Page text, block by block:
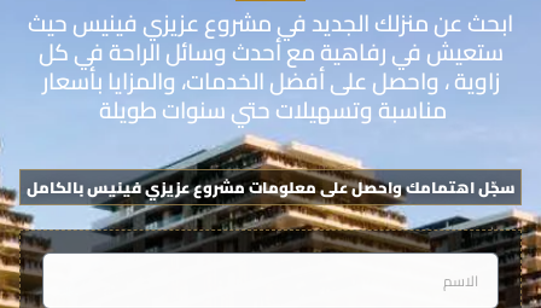
ابحث عن منزلك الجديد في مشروع عزيزي فينيس حيث
ستعيش في رفاهية مع أحدث وسائل الراحة في كل
زاوية ، واحصل على أفضل الخدمات، والمزايا بأسعار
مناسبة وتسهيلات حتي سنوات طويلة
سجّل اهتمامك واحصل على معلومات مشروع عزيزي فينيس بالكامل
الاسم